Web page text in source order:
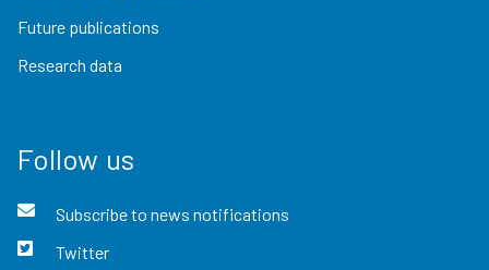
Future publications
Research data
Follow us
Subscribe to news notifications
Twitter